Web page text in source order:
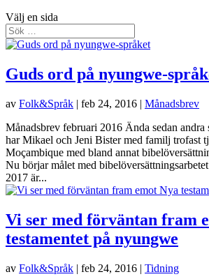
Välj en sida
Guds ord på nyungwe-
av Folk&Språk | feb 24, 2016 | Månadsbrev
Månadsbrev februari 2016 Ända sedan
har Mikael och Jeni Bister med familj trofast
Moçambique med bland annat
Nu börjar målet med
2017 är...
Vi ser med förväntan fram
testamentet på nyungwe
av Folk&Språk | feb 24, 2016 | Tidning